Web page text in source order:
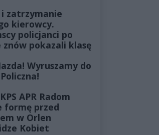
i zatrzymanie
kierowcy.
policjanci po
znów pokazali klasę
Wyruszamy do
APR Radom
formę przed
w Orlen
Kobiet